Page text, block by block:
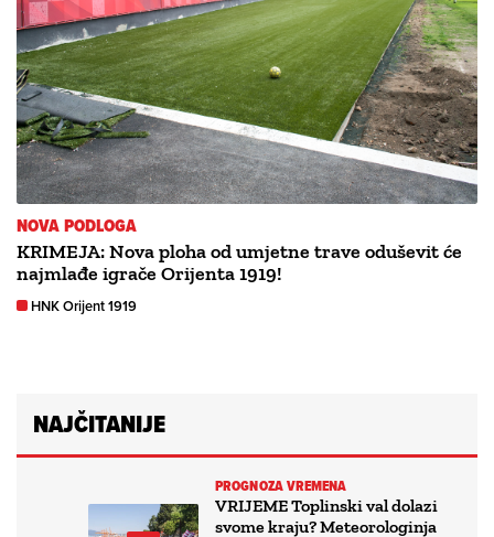
NOVA PODLOGA
KRIMEJA: Nova ploha od umjetne trave oduševit će
najmlađe igrače Orijenta 1919!
HNK Orijent 1919
NAJČITANIJE
PROGNOZA VREMENA
VRIJEME Toplinski val dolazi
svome kraju? Meteorologinja